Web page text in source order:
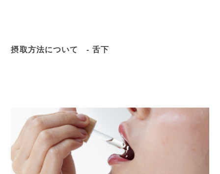
摂取方法について - 舌下